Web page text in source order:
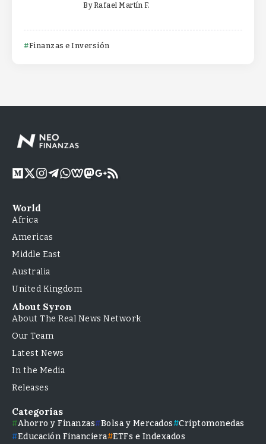
By Rafael Martín F.
Finanzas e Inversión
World
Africa
Americas
Middle East
Australia
United Kingdom
About Syron
About The Real News Network
Our Team
Latest News
In the Media
Releases
Categorías
Ahorro y Finanzas Bolsa y Mercados
Criptomonedas
Educación Financiera ETFs e Indexados